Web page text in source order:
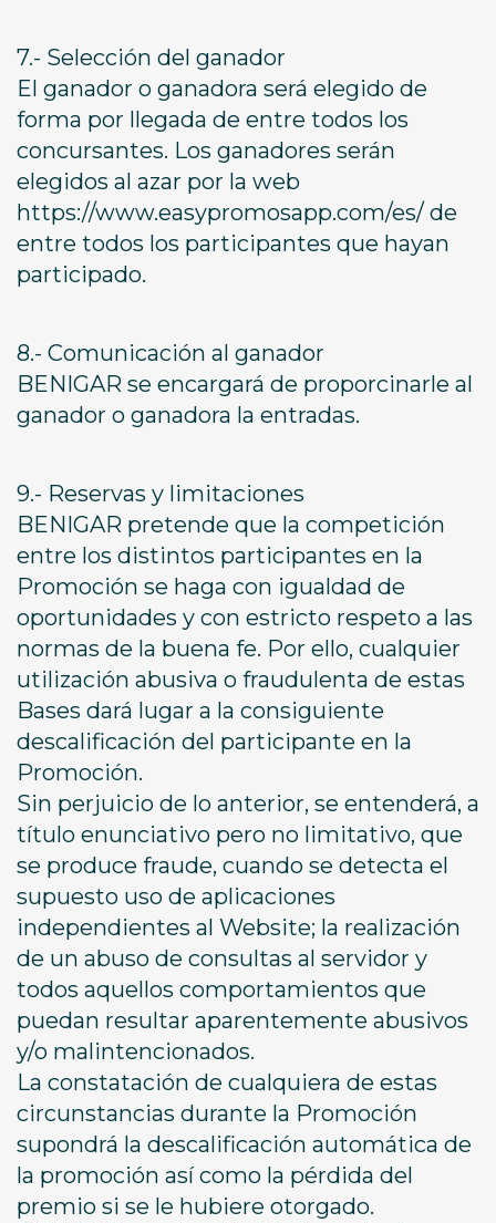
7.- Selección del ganador
El ganador o ganadora será elegido de
forma por llegada de entre todos los
concursantes. Los ganadores serán
elegidos al azar por la web
https://www.easypromosapp.com/es/ de
entre todos los participantes que hayan
participado.
8.- Comunicación al ganador
BENIGAR se encargará de proporcinarle al
ganador o ganadora la entradas.
9.- Reservas y limitaciones
BENIGAR pretende que la competición
entre los distintos participantes en la
Promoción se haga con igualdad de
oportunidades y con estricto respeto a las
normas de la buena fe. Por ello, cualquier
utilización abusiva o fraudulenta de estas
Bases dará lugar a la consiguiente
descalificación del participante en la
Promoción.
Sin perjuicio de lo anterior, se entenderá, a
título enunciativo pero no limitativo, que
se produce fraude, cuando se detecta el
supuesto uso de aplicaciones
independientes al Website; la realización
de un abuso de consultas al servidor y
todos aquellos comportamientos que
puedan resultar aparentemente abusivos
y/o malintencionados.
La constatación de cualquiera de estas
circunstancias durante la Promoción
supondrá la descalificación automática de
la promoción así como la pérdida del
premio si se le hubiere otorgado.